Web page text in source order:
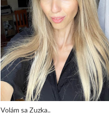
Volám sa Zuzka..